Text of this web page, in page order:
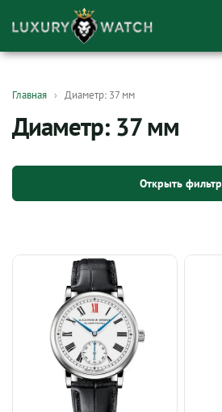
товаров
Главная Диаметр: 37 мм
Диаметр: 37 мм
Открыть фильтр